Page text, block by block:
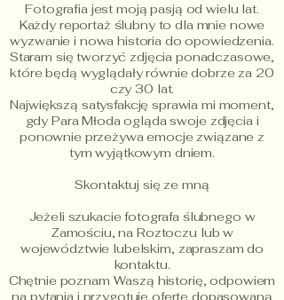
Fotografia jest moją pasją od wielu lat.
Każdy reportaż ślubny to dla mnie nowe
wyzwanie i nowa historia do opowiedzenia.
Staram się tworzyć zdjęcia ponadczasowe,
które będą wyglądały równie dobrze za 20
czy 30 lat.
Największą satysfakcję sprawia mi moment,
gdy Para Młoda ogląda swoje zdjęcia i
ponownie przeżywa emocje związane z
tym wyjątkowym dniem.
Skontaktuj się ze mną
Jeżeli szukacie fotografa ślubnego w
Zamościu, na Roztoczu lub w
województwie lubelskim, zapraszam do
kontaktu.
Chętnie poznam Waszą historię, odpowiem
na pytania i przygotuję ofertę dopasowaną